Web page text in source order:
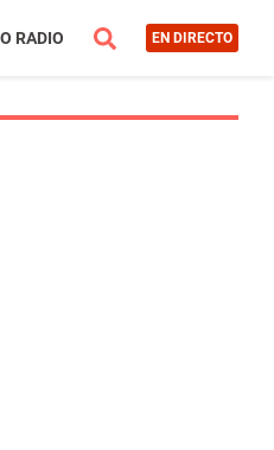
RADIO EN DIRECTO